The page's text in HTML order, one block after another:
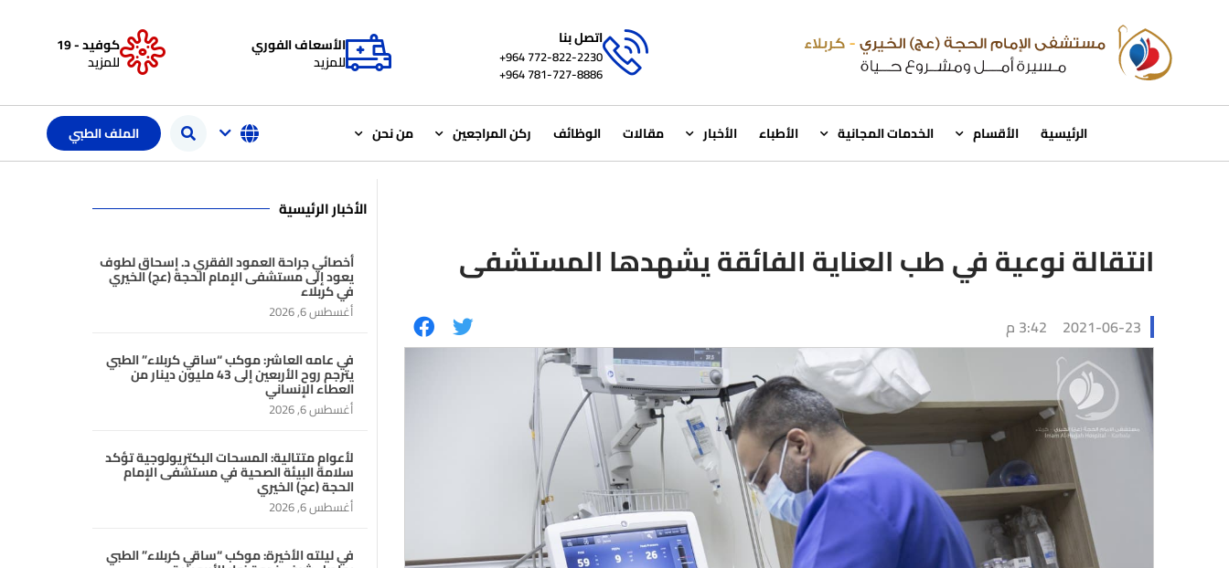
اتصل بنا
772-822-2230‏ 964+
781-727-8886 964+
الأسعاف الفوري
للمزيد
كوفيد - 19
للمزيد
الرئيسية الأقسام الخدمات المجانية الأطباء الأخبار مقالات الوظائف ركن المراجعين من نحن الملف الطبي
انتقالة نوعية في طب العناية الفائقة يشهدها المستشفى
2021-06-23 3:42 م
الأخبار الرئيسية
أخصائي جراحة العمود الفقري د. إسحاق لطوف
يعود إلى مستشفى الإمام الحجة (عج) الخيري
في كربلاء
أغسطس 6, 2026
في عامه العاشر: موكب “ساقي كربلاء” الطبي
يترجم روح الأربعين إلى 43 مليون دينار من
العطاء الإنساني
أغسطس 6, 2026
لأعوامٍ متتالية: المسحات البكتريولوجية تؤكد
سلامة البيئة الصحية في مستشفى الإمام
الحجة (عج) الخيري
أغسطس 6, 2026
في ليلته الأخيرة: موكب “ساقي كربلاء” الطبي